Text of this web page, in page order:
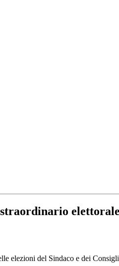
elettorale
elezioni del Sindaco e dei